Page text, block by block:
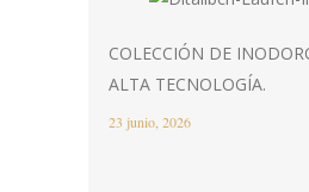
COLECCIÓN DE
ALTA TECNOLOGÍA.
23 junio, 2026